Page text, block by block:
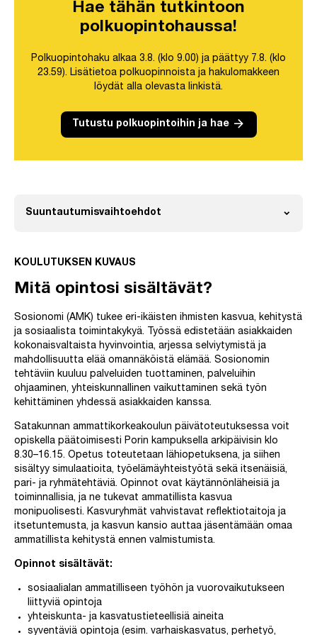
Hae tähän tutkintoon
polkuopintohaussa!
Polkuopintohaku alkaa 3.8. (klo 9.00) ja päättyy 7.8. (klo
23.59). Lisätietoa polkuopinnoista ja hakulomakkeen
löydät alla olevasta linkistä.
Tutustu polkuopintoihin ja hae arrow_forward
Suuntautumisvaihtoehdot expand_more
KOULUTUKSEN KUVAUS
Mitä opintosi sisältävät?
Sosionomi (AMK) tukee eri-ikäisten ihmisten kasvua, kehitystä
ja sosiaalista toimintakykyä. Työssä edistetään asiakkaiden
kokonaisvaltaista hyvinvointia, arjessa selviytymistä ja
mahdollisuutta elää omannäköistä elämää. Sosionomin
tehtäviin kuuluu palveluiden tuottaminen, palveluihin
ohjaaminen, yhteiskunnallinen vaikuttaminen sekä työn
kehittäminen yhdessä asiakkaiden kanssa.
Satakunnan ammattikorkeakoulun päivätoteutuksessa voit
opiskella päätoimisesti Porin kampuksella arkipäivisin klo
8.30–16.15. Opetus toteutetaan lähiopetuksena, ja siihen
sisältyy simulaatioita, työelämäyhteistyötä sekä itsenäisiä,
pari- ja ryhmätehtäviä. Opinnot ovat käytännönläheisiä ja
toiminnallisia, ja ne tukevat ammatillista kasvua
monipuolisesti. Kasvuryhmät vahvistavat reflektiotaitoja ja
itsetuntemusta, ja kasvun kansio auttaa jäsentämään omaa
ammatillista kehitystä ennen valmistumista.
Opinnot sisältävät:
sosiaalialan ammatilliseen työhön ja vuorovaikutukseen
liittyviä opintoja
yhteiskunta- ja kasvatustieteellisiä aineita
syventäviä opintoja (esim. varhaiskasvatus, perhetyö,